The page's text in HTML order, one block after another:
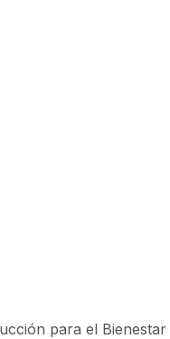
para el Bienestar